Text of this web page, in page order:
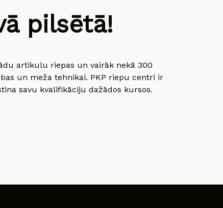
pilsētā!
artikulu riepas un vairāk nekā 300
un meža tehnikai. PKP riepu centri ir
savu kvalifikāciju dažādos kursos.